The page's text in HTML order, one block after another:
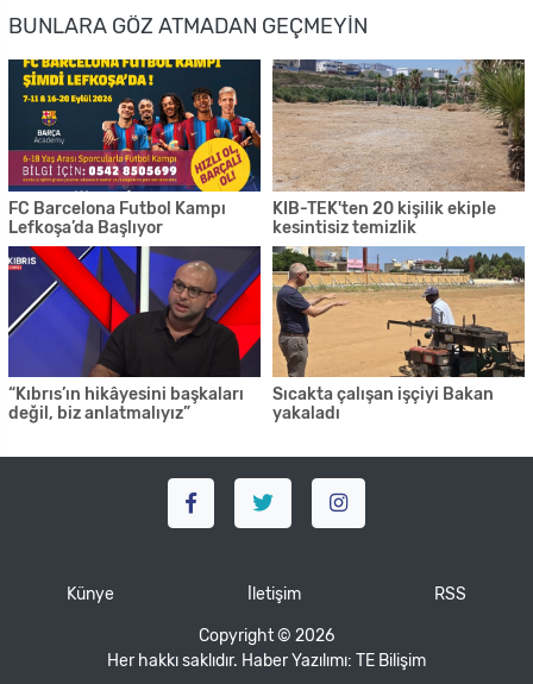
BUNLARA GÖZ ATMADAN GEÇMEYIN
FC Barcelona Futbol Kampı
Lefkoşa’da Başlıyor
KIB-TEK'ten 20 kişilik ekiple
kesintisiz temizlik
“Kıbrıs’ın hikâyesini başkaları
değil, biz anlatmalıyız”
Sıcakta çalışan işçiyi Bakan
yakaladı
Künye İletişim RSS
Copyright © 2026
Her hakkı saklıdır. Haber Yazılımı: TE Bilişim